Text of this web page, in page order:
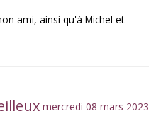
ami, ainsi qu'à Michel et
mercredi 08 mars 2023